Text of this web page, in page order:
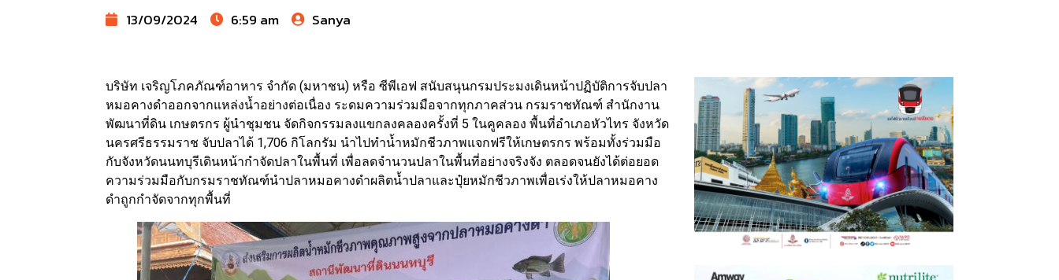
13/09/2024 6:59 am Sanya
บริษัท เจริญโภคภัณฑ์อาหาร จำกัด (มหาชน) หรือ ซีพีเอฟ สนับสนุนกรมประมงเดินหน้าปฏิบัติการจับปลา
หมอคางดำออกจากแหล่งน้ำอย่างต่อเนื่อง ระดมความร่วมมือจากทุกภาคส่วน กรมราชทัณฑ์ สำนักงาน
พัฒนาที่ดิน เกษตรกร ผู้นำชุมชน จัดกิจกรรมลงแขกลงคลองครั้งที่ 5 ในคูคลอง พื้นที่อำเภอหัวไทร จังหวัด
นครศรีธรรมราช จับปลาได้ 1,706 กิโลกรัม นำไปทำน้ำหมักชีวภาพแจกฟรีให้เกษตรกร พร้อมทั้งร่วมมือ
กับจังหวัดนนทบุรีเดินหน้ากำจัดปลาในพื้นที่ เพื่อลดจำนวนปลาในพื้นที่อย่างจริงจัง ตลอดจนยังได้ต่อยอด
ความร่วมมือกับกรมราชทัณฑ์นำปลาหมอคางดำผลิตน้ำปลาและปุ๋ยหมักชีวภาพเพื่อเร่งให้ปลาหมอคาง
ดำถูกกำจัดจากทุกพื้นที่